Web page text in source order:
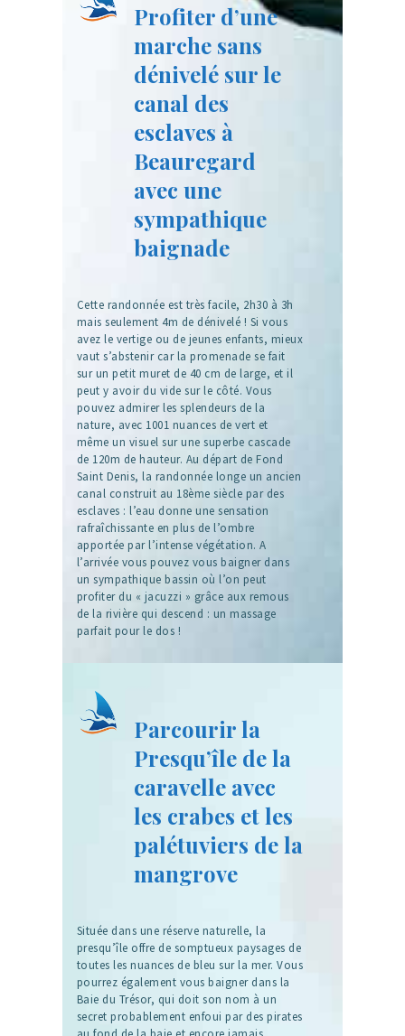
Profiter d’une
marche sans
dénivelé sur le
canal des
esclaves à
Beauregard
avec une
sympathique
baignade
Cette randonnée est très facile, 2h30 à 3h
mais seulement 4m de dénivelé ! Si vous
avez le vertige ou de jeunes enfants, mieux
vaut s’abstenir car la promenade se fait
sur un petit muret de 40 cm de large, et il
peut y avoir du vide sur le côté. Vous
pouvez admirer les splendeurs de la
nature, avec 1001 nuances de vert et
même un visuel sur une superbe cascade
de 120m de hauteur. Au départ de Fond
Saint Denis, la randonnée longe un ancien
canal construit au 18ème siècle par des
esclaves : l’eau donne une sensation
rafraîchissante en plus de l’ombre
apportée par l’intense végétation. A
l’arrivée vous pouvez vous baigner dans
un sympathique bassin où l’on peut
profiter du « jacuzzi » grâce aux remous
de la rivière qui descend : un massage
parfait pour le dos !
Parcourir la
Presqu’île de la
caravelle avec
les crabes et les
palétuviers de la
mangrove
Située dans une réserve naturelle, la
presqu’île offre de somptueux paysages de
toutes les nuances de bleu sur la mer. Vous
pourrez également vous baigner dans la
Baie du Trésor, qui doit son nom à un
secret probablement enfoui par des pirates